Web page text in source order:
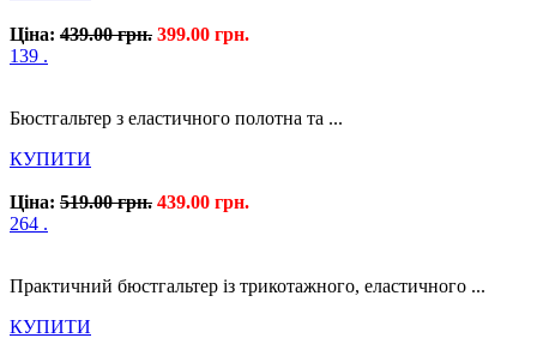
Ціна: 439.00 грн. 399.00 грн.
139 .
Бюстгальтер з еластичного полотна та ...
КУПИТИ
Ціна: 519.00 грн. 439.00 грн.
264 .
Практичний бюстгальтер із трикотажного, еластичного ...
КУПИТИ